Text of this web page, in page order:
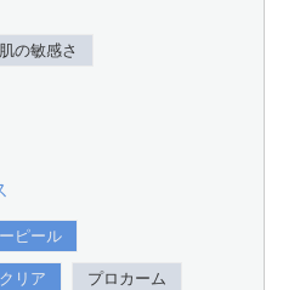
肌の敏感さ
ピール
リア プロカーム